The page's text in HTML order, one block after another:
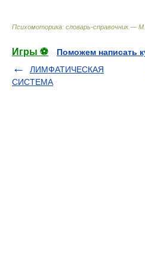
Психомоторика: cловарь-справочник.—
Игры ⚽
Поможем написать
ЛИМФАТИЧЕСКАЯ
СИСТЕМА